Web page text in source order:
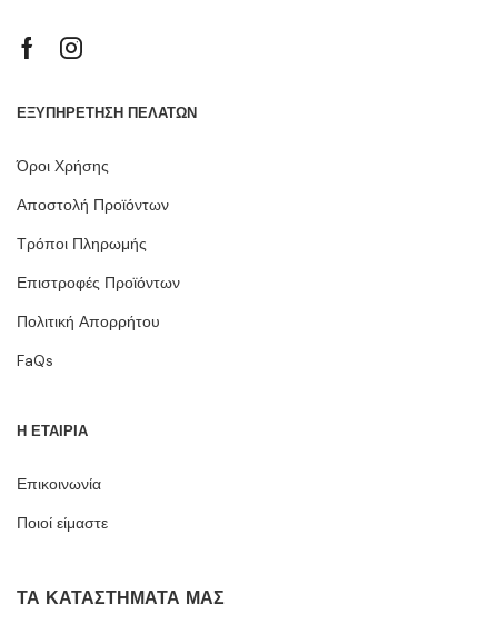
ΕΞΥΠΗΡΕΤΗΣΗ ΠΕΛΑΤΩΝ
Όροι Χρήσης
Αποστολή Προϊόντων
Τρόποι Πληρωμής
Επιστροφές Προϊόντων
Πολιτική Απορρήτου
FaQs
Η ΕΤΑΙΡΙΑ
Επικοινωνία
Ποιοί είμαστε
ΤΑ ΚΑΤΑΣΤΉΜΑΤΆ ΜΑΣ